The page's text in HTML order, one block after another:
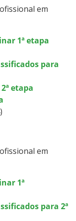
em
1ª etapa
para
etapa
em
1ª
para 2ª